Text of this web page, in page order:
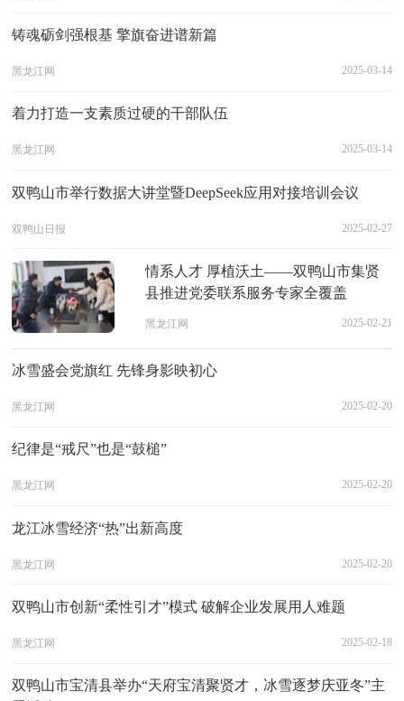
铸魂砺剑强根基 擎旗奋进谱新篇
黑龙江网 2025-03-14
着力打造一支素质过硬的干部队伍
黑龙江网 2025-03-14
双鸭山市举行数据大讲堂暨DeepSeek应用对接培训会议
双鸭山日报 2025-02-27
情系人才 厚植沃土——双鸭山市集贤
县推进党委联系服务专家全覆盖
黑龙江网 2025-02-21
冰雪盛会党旗红 先锋身影映初心
黑龙江网 2025-02-20
纪律是“戒尺”也是“鼓槌”
黑龙江网 2025-02-20
龙江冰雪经济“热”出新高度
黑龙江网 2025-02-20
双鸭山市创新“柔性引才”模式 破解企业发展用人难题
黑龙江网 2025-02-18
双鸭山市宝清县举办“天府宝清聚贤才，冰雪逐梦庆亚冬”主